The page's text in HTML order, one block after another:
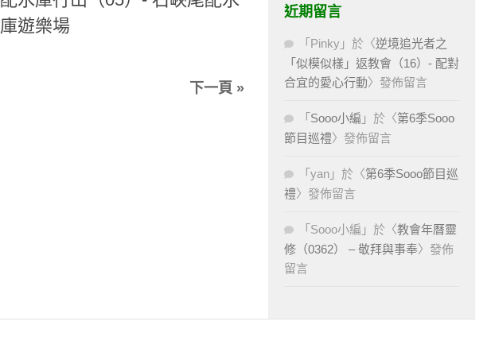
庫遊樂場
下一頁 »
近期留言
「 Pinky 」於〈逆境追光者之
「似模似樣」返教會（16）- 配對
合宜的愛心行動〉發佈留言
「 Sooo小編 」於〈第6季Sooo
節目巡禮〉發佈留言
「 yan 」於〈第6季Sooo節目巡
禮〉發佈留言
「 Sooo小編 」於〈教會年曆靈
修（0362） – 敬拜與事奉〉發佈
留言